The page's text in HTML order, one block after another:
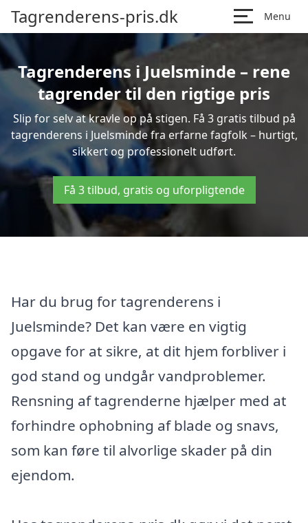
Tagrenderens-pris.dk Menu
Tagrenderens i Juelsminde – rene
tagrender til den rigtige pris
Slip for selv at kravle op på stigen. Få 3 gratis tilbud på
tagrenderens i Juelsminde fra erfarne fagfolk – hurtigt,
sikkert og professionelt udført.
Få 3 tilbud, gratis og uforpligtende
Har du brug for tagrenderens i
Juelsminde? Det kan være en vigtig
opgave for at sikre, at dit hjem forbliver i
god stand og undgår vandproblemer.
Rensning af tagrenderne hjælper med at
forhindre ophobning af blade og snavs,
som kan føre til alvorlige skader på din
ejendom.